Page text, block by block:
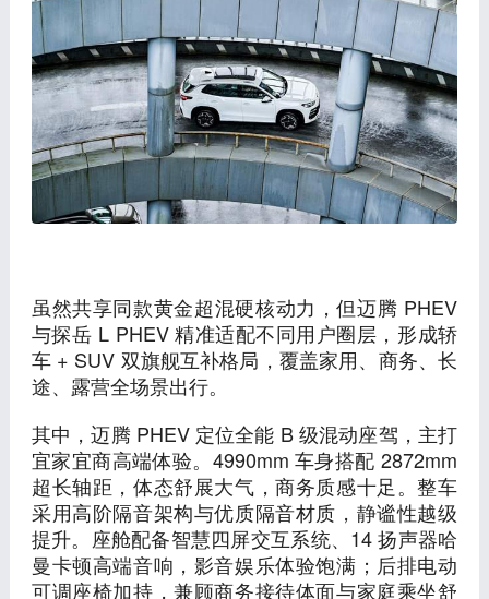
虽然共享同款黄金超混硬核动力，但迈腾 PHEV
与探岳 L PHEV 精准适配不同用户圈层，形成轿
车 + SUV 双旗舰互补格局，覆盖家用、商务、长
途、露营全场景出行。
其中，迈腾 PHEV 定位全能 B 级混动座驾，主打
宜家宜商高端体验。4990mm 车身搭配 2872mm
超长轴距，体态舒展大气，商务质感十足。整车
采用高阶隔音架构与优质隔音材质，静谧性越级
提升。座舱配备智慧四屏交互系统、14 扬声器哈
曼卡顿高端音响，影音娱乐体验饱满；后排电动
可调座椅加持，兼顾商务接待体面与家庭乘坐舒